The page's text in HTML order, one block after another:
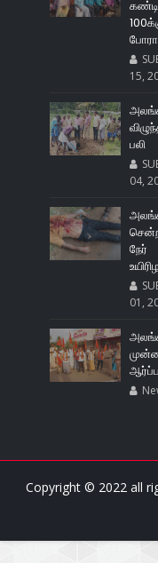
15,
பலி
04,
நேர்
01,
Copyright © 2022 all